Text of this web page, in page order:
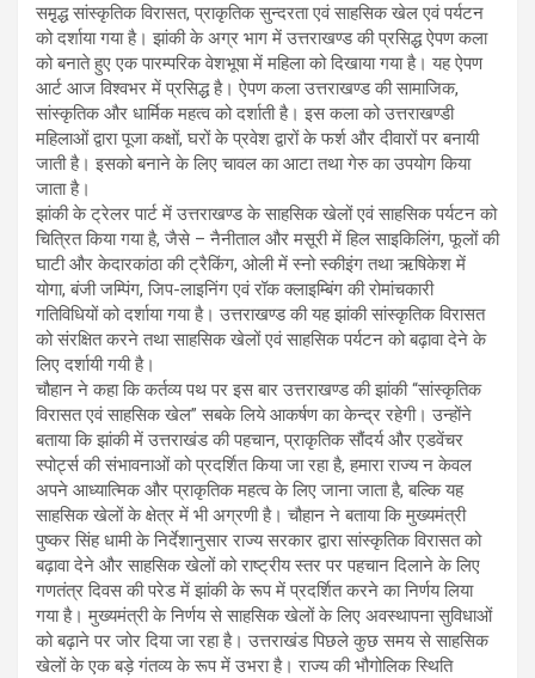
समृ़द्ध सांस्कृतिक विरासत, प्राकृतिक सुन्दरता एवं साहसिक खेल एवं पर्यटन
को दर्शाया गया है। झांकी के अग्र भाग में उत्तराखण्ड की प्रसिद्ध ऐपण कला
को बनाते हुए एक पारम्परिक वेशभूषा में महिला को दिखाया गया है। यह ऐपण
आर्ट आज विश्वभर में प्रसिद्ध है। ऐपण कला उत्तराखण्ड की सामाजिक,
सांस्कृतिक और धार्मिक महत्व को दर्शाती है। इस कला को उत्तराखण्डी
महिलाओं द्वारा पूजा कक्षों, घरों के प्रवेश द्वारों के फर्श और दीवारों पर बनायी
जाती है। इसको बनाने के लिए चावल का आटा तथा गेरु का उपयोग किया
जाता है।
झांकी के ट्रेलर पार्ट में उत्तराखण्ड के साहसिक खेलों एवं साहसिक पर्यटन को
चित्रित किया गया है, जैसे – नैनीताल और मसूरी में हिल साइकिलिंग, फूलों की
घाटी और केदारकांठा की ट्रैकिंग, ओली में स्नो स्कीइंग तथा ऋषिकेश में
योगा, बंजी जम्पिंग, जिप-लाइनिंग एवं रॉक क्लाइम्बिंग की रोमांचकारी
गतिविधियों को दर्शाया गया है। उत्तराखण्ड की यह झांकी सांस्कृतिक विरासत
को संरक्षित करने तथा साहसिक खेलों एवं साहसिक पर्यटन को बढ़ावा देने के
लिए दर्शायी गयी है।
चौहान ने कहा कि कर्तव्य पथ पर इस बार उत्तराखण्ड की झांकी “सांस्कृतिक
विरासत एवं साहसिक खेल” सबके लिये आकर्षण का केन्द्र रहेगी। उन्होंने
बताया कि झांकी में उत्तराखंड की पहचान, प्राकृतिक सौंदर्य और एडवेंचर
स्पोर्ट्स की संभावनाओं को प्रदर्शित किया जा रहा है, हमारा राज्य न केवल
अपने आध्यात्मिक और प्राकृतिक महत्व के लिए जाना जाता है, बल्कि यह
साहसिक खेलों के क्षेत्र में भी अग्रणी है। चौहान ने बताया कि मुख्यमंत्री
पुष्कर सिंह धामी के निर्देशानुसार राज्य सरकार द्वारा सांस्कृतिक विरासत को
बढ़ावा देने और साहसिक खेलों को राष्ट्रीय स्तर पर पहचान दिलाने के लिए
गणतंत्र दिवस की परेड में झांकी के रूप में प्रदर्शित करने का निर्णय लिया
गया है। मुख्यमंत्री के निर्णय से साहसिक खेलों के लिए अवस्थापना सुविधाओं
को बढ़ाने पर जोर दिया जा रहा है। उत्तराखंड पिछले कुछ समय से साहसिक
खेलों के एक बड़े गंतव्य के रूप में उभरा है। राज्य की भौगोलिक स्थिति